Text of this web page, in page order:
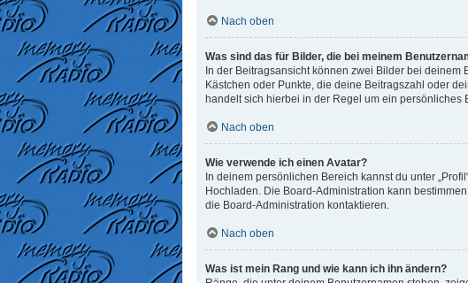
Nach oben
Was sind das für Bilder, die bei meinem
In der Beitragsansicht können zwei Bilder bei deinem
Kästchen oder Punkte, die deine Beitragszahl oder
handelt sich hierbei in der Regel um ein persönliches
Nach oben
Wie verwende ich einen Avatar?
In deinem persönlichen Bereich kannst du unter
Hochladen. Die Board-Administration kann
die Board-Administration kontaktieren.
Nach oben
Was ist mein Rang und wie kann ich ihn ändern?